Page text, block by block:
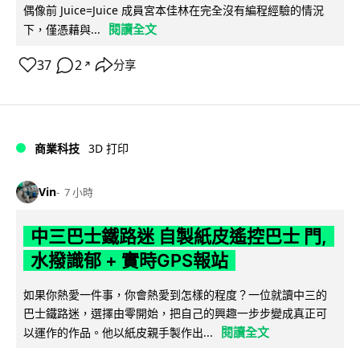
偶像前 Juice=Juice 成員宮本佳林在完全沒有編程經驗的情況
下，僅憑藉與...
閱讀全文
37 2 ↗ 分享
商業科技 3D 打印
Vin 7 小時
中三巴士鐵路迷 自製紙皮遙控巴士 門,
水撥識郁 + 實時GPS報站
如果你熱愛一件事，你會熱愛到怎樣的程度？一位就讀中三的
巴士鐵路迷，選擇由零開始，把自己的興趣一步步變成真正可
以運作的作品。他以紙皮親手製作出...
閱讀全文